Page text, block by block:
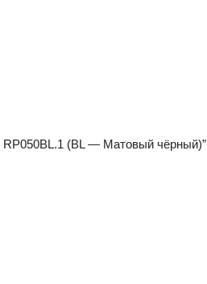
RP050BL.1 (BL — Матовый чёрный)”